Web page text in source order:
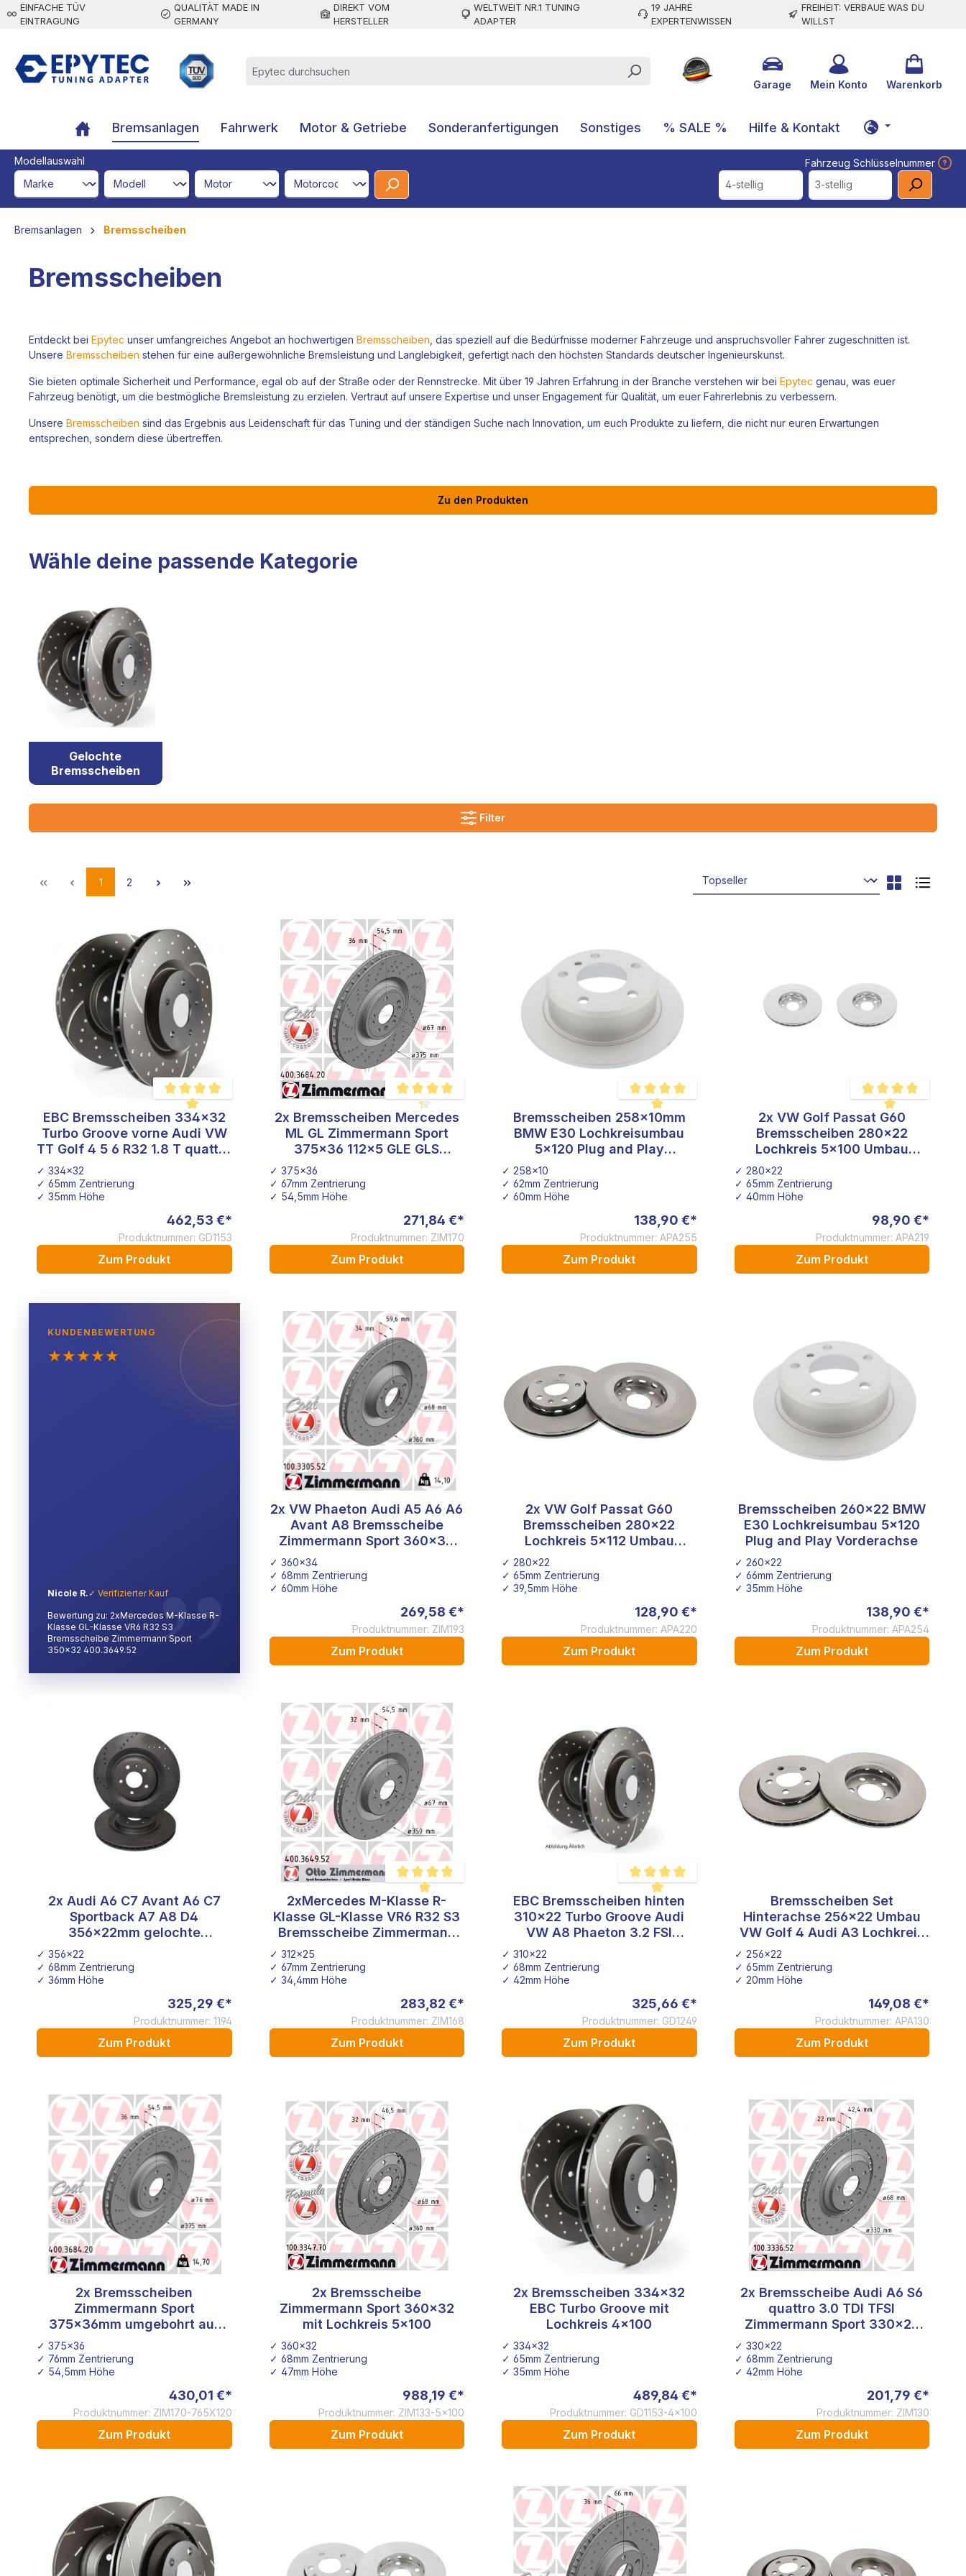
springen
EINFACHE TÜV
EINTRAGUNG
QUALITÄT MADE IN
GERMANY
DIREKT VOM
HERSTELLER
WELTWEIT NR.1 TUNING
ADAPTER
19 JAHRE
EXPERTENWISSEN
FREIHEIT: VERBAUE WAS DU
WILLST
Garage Mein Konto Warenkorb
Bremsanlagen Fahrwerk Motor & Getriebe Sonderanfertigungen Sonstiges % SALE % Hilfe & Kontakt
Modellauswahl
Fahrzeug Schlüsselnummer
brandId
modelId engineId engineCodeId 4-stellig 3-stellig
Bremsanlagen Bremsscheiben
Bremsscheiben
Entdeckt bei Epytec unser umfangreiches Angebot an hochwertigen Bremsscheiben , das speziell auf die Bedürfnisse moderner Fahrzeuge und anspruchsvoller Fahrer zugeschnitten ist.
Unsere Bremsscheiben stehen für eine außergewöhnliche Bremsleistung und Langlebigkeit, gefertigt nach den höchsten Standards deutscher Ingenieurskunst.
Sie bieten optimale Sicherheit und Performance, egal ob auf der Straße oder der Rennstrecke. Mit über 19 Jahren Erfahrung in der Branche verstehen wir bei Epytec genau, was euer
Fahrzeug benötigt, um die bestmögliche Bremsleistung zu erzielen. Vertraut auf unsere Expertise und unser Engagement für Qualität, um euer Fahrerlebnis zu verbessern.
Unsere Bremsscheiben sind das Ergebnis aus Leidenschaft für das Tuning und der ständigen Suche nach Innovation, um euch Produkte zu liefern, die nicht nur euren Erwartungen
entsprechen, sondern diese übertreffen.
Zu den Produkten
Wähle deine passende Kategorie
Gelochte
Bremsscheiben
Filter
1 2
Durchschnittliche Bewertung von 5 von 5 Sternen
EBC Bremsscheiben 334x32
Turbo Groove vorne Audi VW
TT Golf 4 5 6 R32 1.8 T quattro
✓ 334x32
✓ 65mm Zentrierung
✓ 35mm Höhe
462,53 €*
Produktnummer: GD1153
Zum Produkt
Durchschnittliche Bewertung von 4.2 von 5 Sternen
2x Bremsscheiben Mercedes
ML GL Zimmermann Sport
375x36 112x5 GLE GLS
✓ 375x36
✓ 67mm Zentrierung
✓ 54,5mm Höhe
271,84 €*
Produktnummer: ZIM170
Zum Produkt
Durchschnittliche Bewertung von 5 von 5 Sternen
Bremsscheiben 258x10mm
BMW E30 Lochkreisumbau
5x120 Plug and Play
✓ 258x10
✓ 62mm Zentrierung
✓ 60mm Höhe
138,90 €*
Produktnummer: APA255
Zum Produkt
Durchschnittliche
2x VW Golf Passat G60
Bremsscheiben 280x22
Lochkreis 5x100 Umbau
Bremse Golf 1 Golf 2
✓ 280x22
✓ 65mm Zentrierung
✓ 40mm Höhe
98,90 €*
Produktnummer: APA219
Zum Produkt
KUNDENBEWERTUNG
★★★★★
Nicole R. ✓ Verifizierter Kauf
Bewertung zu: 2xMercedes M-Klasse R-
Klasse GL-Klasse VR6 R32 S3
Bremsscheibe Zimmermann Sport
350x32 400.3649.52
2x VW Phaeton Audi A5 A6 A6
Avant A8 Bremsscheibe
Zimmermann Sport 360x34
✓ 360x34
✓ 68mm Zentrierung
✓ 60mm Höhe
269,58 €*
Produktnummer: ZIM193
Zum Produkt
2x VW Golf Passat G60
Bremsscheiben 280x22
Lochkreis 5x112 Umbau
Bremse Golf 1 Golf 2
✓ 280x22
✓ 65mm Zentrierung
✓ 39,5mm Höhe
128,90 €*
Produktnummer: APA220
Zum Produkt
Bremsscheiben 260x22 BMW
E30 Lochkreisumbau 5x120
Plug and Play Vorderachse
✓ 260x22
✓ 66mm Zentrierung
✓ 35mm Höhe
138,90 €*
Produktnummer: APA254
Zum Produkt
2x Audi A6 C7 Avant A6 C7
Sportback A7 A8 D4
356x22mm gelochte
Bremsscheibe Rotinger OE
4H0615601F
✓ 356x22
✓ 68mm Zentrierung
✓ 36mm Höhe
325,29 €*
Produktnummer: 1194
Zum Produkt
Durchschnittliche Bewertung von 5 von 5 Sternen
2xMercedes M-Klasse R-
Klasse GL-Klasse VR6 R32 S3
Bremsscheibe Zimmermann
Sport 350x32 400.3649.52
✓ 312x25
✓ 67mm Zentrierung
✓ 34,4mm Höhe
283,82 €*
Produktnummer: ZIM168
Zum Produkt
Durchschnittliche Bewertung von 5 von 5 Sternen
EBC Bremsscheiben hinten
310x22 Turbo Groove Audi
VW A8 Phaeton 3.2 FSI
✓ 310x22
✓ 68mm Zentrierung
✓ 42mm Höhe
325,66 €*
Produktnummer: GD1249
Zum Produkt
Bremsscheiben Set
Hinterachse 256x22 Umbau
VW Golf 4 Audi A3 Lochkreis
✓ 256x22
✓ 65mm Zentrierung
✓ 20mm Höhe
149,08 €*
Produktnummer: APA130
Zum Produkt
2x Bremsscheiben
Zimmermann Sport
375x36mm umgebohrt auf
5x120 mit Nabenbohrung
76mm
✓ 375x36
✓ 76mm Zentrierung
✓ 54,5mm Höhe
430,01 €*
Produktnummer: ZIM170-765X120
Zum Produkt
2x Bremsscheibe
Zimmermann Sport 360x32
mit Lochkreis 5x100
✓ 360x32
✓ 68mm Zentrierung
✓ 47mm Höhe
988,19 €*
Produktnummer: ZIM133-5x100
Zum Produkt
2x Bremsscheiben 334x32
EBC Turbo Groove mit
Lochkreis 4x100
✓ 334x32
✓ 65mm Zentrierung
✓ 35mm Höhe
489,84 €*
Produktnummer: GD1153-4x100
Zum Produkt
2x Bremsscheibe Audi A6 S6
quattro 3.0 TDI TFSI
Zimmermann Sport 330x22
✓ 330x22
✓ 68mm Zentrierung
✓ 42mm Höhe
201,79 €*
Produktnummer: ZIM130
Zum Produkt